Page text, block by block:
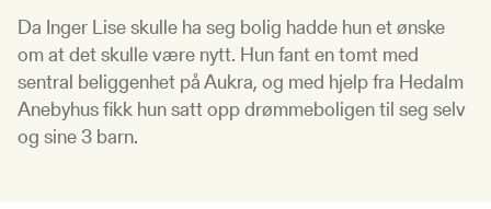
Da Inger Lise skulle ha seg bolig hadde hun et ønske
om at det skulle være nytt. Hun fant en tomt med
sentral beliggenhet på Aukra, og med hjelp fra Hedalm
Anebyhus fikk hun satt opp drømmeboligen til seg selv
og sine 3 barn.